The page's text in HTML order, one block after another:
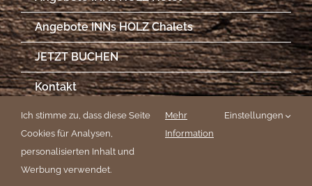
Angebote INNs HOLZ Chalets
JETZT BUCHEN
Kontakt
Impressionen
Newsletter
Impressum
Ich stimme zu, dass diese Seite
Cookies für Analysen,
personalisierten Inhalt und
Werbung verwendet.
Mehr
Information
Einstellungen